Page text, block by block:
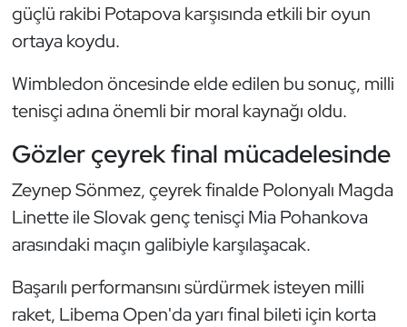
güçlü rakibi Potapova karşısında etkili bir oyun
ortaya koydu.
Wimbledon öncesinde elde edilen bu sonuç, milli
tenisçi adına önemli bir moral kaynağı oldu.
Gözler çeyrek final mücadelesinde
Zeynep Sönmez, çeyrek finalde Polonyalı Magda
Linette ile Slovak genç tenisçi Mia Pohankova
arasındaki maçın galibiyle karşılaşacak.
Başarılı performansını sürdürmek isteyen milli
raket, Libema Open'da yarı final bileti için korta
Masa Tenisi
Motor Sporları
Muay Thai
Okçuluk
Optimist
Oryantiring